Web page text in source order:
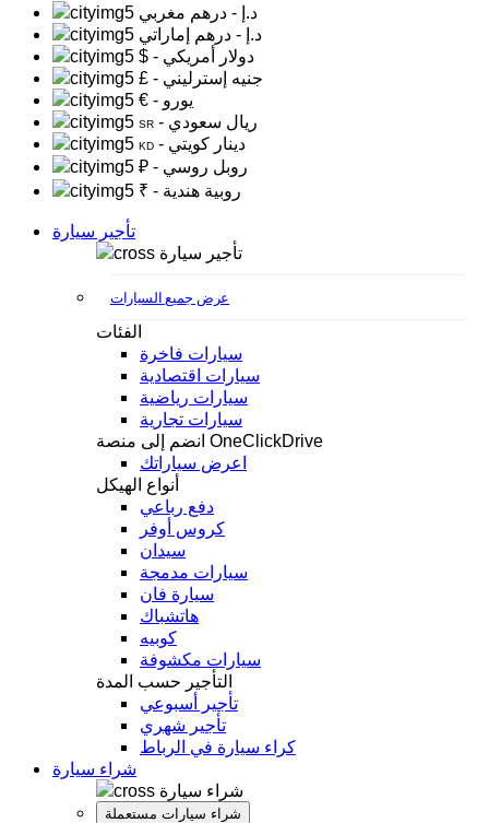
د.إ - درهم مغربي
د.إ - درهم إماراتي
$
- دولار أمريكي
£
- جنيه إسترليني
€
- يورو
SR - ريال سعودي
KD
- دينار كويتي
₽
- روبل روسي
₹
- روبية هندية
تأجير سيارة
تأجير سيارة
عرض جميع السيارات
الفئات
سيارات فاخرة
سيارات اقتصادية
سيارات رياضية
سيارات تجارية
انضم إلى منصة OneClickDrive
اعرض سياراتك
أنواع الهيكل
دفع رباعي
كروس أوفر
سيدان
سيارات مدمجة
سيارة فان
هاتشباك
كوبيه
سيارات مكشوفة
التأجير حسب المدة
تأجير أسبوعي
تأجير شهري
كراء سيارة في الرباط
شراء سيارة
شراء سيارة
شراء سيارات مستعملة